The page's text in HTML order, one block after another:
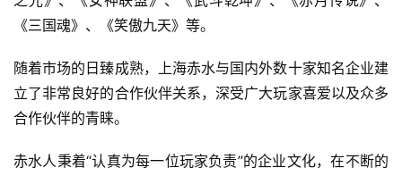
业
界
手
机
游
戏
《三国魂》、《笑傲九天》等。
随着市场的日臻成熟，上海赤水与国内外数十家知名企业建
立了非常良好的合作伙伴关系，深受广大玩家喜爱以及众多
合作伙伴的青睐。
赤水人秉着“认真为每一位玩家负责”的企业文化，在不断的